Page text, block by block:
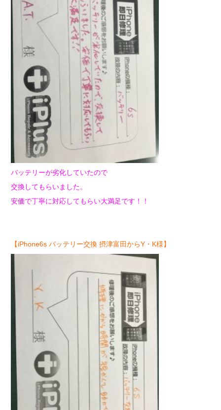
バッテリーが劣化していたので
交換してもらいました。
安価で丁寧に対応してもらい大満足です！！
【iPhone6s バッテリー交換 摂津富田からY・K様】